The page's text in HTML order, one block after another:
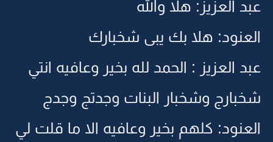
عبد العزيز: هلا والله
العنود: هلا بك يبى شخبارك
عبد العزيز : الحمد لله بخير وعافيه انتي
شخبارج وشخبار البنات وجدتج وجدج
العنود: كلهم بخير وعافيه الا ما قلت لي